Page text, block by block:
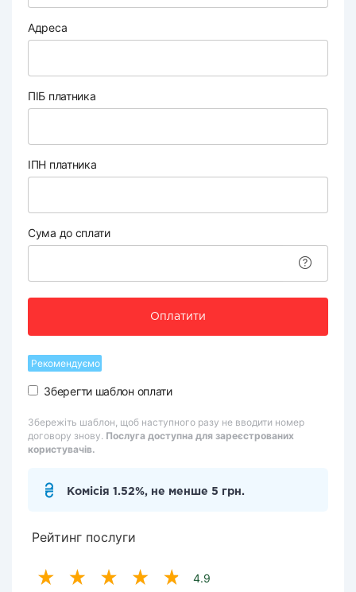
Адреса
ПІБ платника
ІПН платника
Сума до сплати
Оплатити
Рекомендуємо
Зберегти шаблон оплати
Збережіть шаблон, щоб наступного разу не вводити номер
договору знову. Послуга доступна для зареєстрованих
користувачів.
Комісія 1.52%, не менше 5 грн.
Рейтинг послуги
4.9